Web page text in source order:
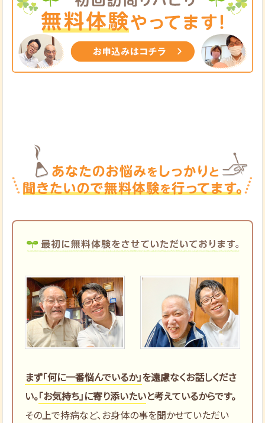
まず「何に一番悩んでいるか」を遠慮なくお話しくださ
い。「お気持ち」に寄り添いたいと考えているからです。
その上で持病など、お身体の事を聞かせていただい